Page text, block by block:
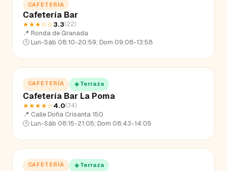
CAFETERÍA
Cafetería Bar
★★★☆☆3.3(22)
📍 Ronda de Granada
🕒 Lun-Sáb 08:10-20:59; Dom 09:08-13:58
CAFETERÍA ☀️ Terraza
Cafetería Bar La Poma
★★★★☆4.0(34)
📍 Calle Doña Crisanta 150
🕒 Lun-Sáb 08:15-21:05; Dom 08:43-14:05
CAFETERÍA ☀️ Terraza